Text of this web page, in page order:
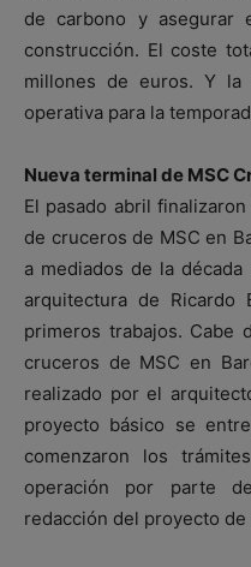
de carbono y asegurar
construcción. El coste
millones de euros. Y la
operativa para la
Nueva terminal de MSC
El pasado abril
de cruceros de MSC en
a mediados de la
arquitectura de Ricardo
primeros trabajos. Cabe
cruceros de MSC en
realizado por el
proyecto básico se
comenzaron los
operación por parte
redacción del proyecto